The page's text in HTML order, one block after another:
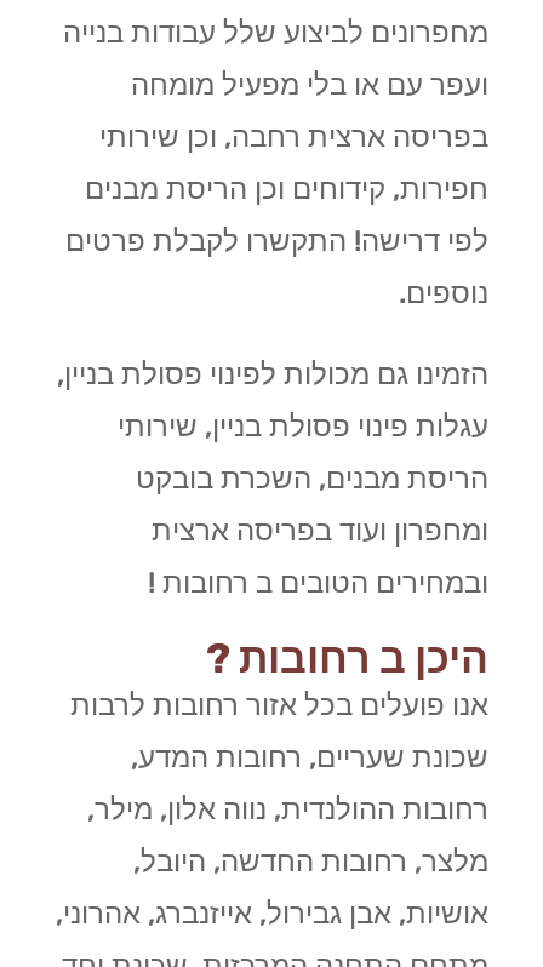
מחפרונים לביצוע שלל עבודות בנייה
ועפר עם או בלי מפעיל מומחה
בפריסה ארצית רחבה, וכן שירותי
חפירות, קידוחים וכן הריסת מבנים
לפי דרישה! התקשרו לקבלת פרטים
נוספים.
הזמינו גם מכולות לפינוי פסולת בניין,
עגלות פינוי פסולת בניין, שירותי
הריסת מבנים, השכרת בובקט
ומחפרון ועוד בפריסה ארצית
ובמחירים הטובים ב רחובות !
היכן ב רחובות ?
אנו פועלים בכל אזור רחובות לרבות
שכונת שעריים, רחובות המדע,
רחובות ההולנדית, נווה אלון, מילר,
מלצר, רחובות החדשה, היובל,
אושיות, אבן גבירול, אייזנברג, אהרוני,